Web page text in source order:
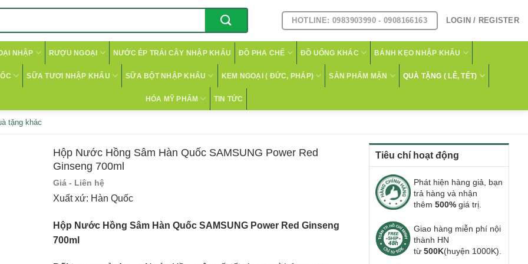
HOTLINE: 0983903990 - 0908166163 LOGIN / REGISTER
NHẬP RƯỢU NGOẠI NƯỚC ÉP TRÁI CÂY NHẬP KHẨU ĐỒ PHA CHẾ ĐỒ UỐNG KHÁC BÁNH KẸO NHẬP KHẨU
SỮA TƯƠI NHẬP KHẨU SỮA BỘT NHẬP KHẨU KEM NGOẠI ( ĐỨC, PHÁP) SẢN PHẨM MẶN QUÀ TẶNG ( LỄ, TẾT)
HÓA MỸ PHẨM TIN TỨC
tặng khác
Tiêu chí hoạt động
Phát hiện hàng giả, bạn
trả hàng và nhận
thêm 500% giá trị.
Giao hàng miễn phí nội
thành HN
từ 500K(huyện 1000K).
Hộp Nước Hồng Sâm Hàn Quốc SAMSUNG Power Red
Ginseng 700ml
Giá - Liên hệ
Xuất xứ: Hàn Quốc
Hộp Nước Hồng Sâm Hàn Quốc SAMSUNG Power Red Ginseng
700ml